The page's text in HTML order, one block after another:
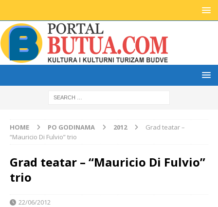
HOME PO GODINAMA 2012
Grad teatar –
“Mauricio Di Fulvio” trio
Grad teatar – “Mauricio Di Fulvio”
trio
22/06/2012